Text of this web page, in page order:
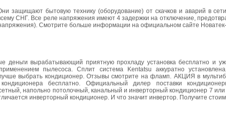
защищают бытовую технику (оборудование) от скачков и аварий в
СНГ. Все реле напряжения имеют 4 задержки на отключение,
Смотрите больше информации на официальном сайте
деньги вырабатывающий приятную прохладу установка бесплатно и
пылесоса. Сплит система Kentatsu аккуратно
выбрать кондиционер. Отзывы смотрите на фламп. АКЦИЯ в
бесплатно. Официальный дилер поставки
напольно потолочный, канальный и инверторный кондиционер 7 или
инверторный кондиционер. И что значит инвертор. Получите